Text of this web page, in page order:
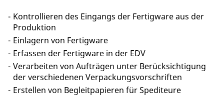
Kontrollieren des Eingangs der Fertigware aus der
Produktion
Einlagern von Fertigware
Erfassen der Fertigware in der EDV
Verarbeiten von Aufträgen unter Berücksichtigung
der verschiedenen Verpackungsvorschriften
Erstellen von Begleitpapieren für Spediteure